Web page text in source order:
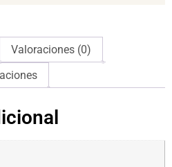
Valoraciones (0)